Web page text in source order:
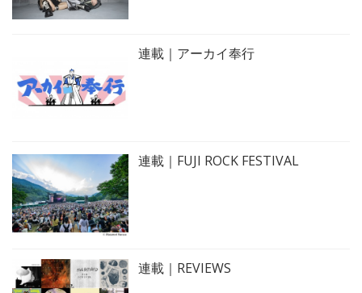
連載｜アーカイ奉行
連載｜FUJI ROCK FESTIVAL
連載｜REVIEWS